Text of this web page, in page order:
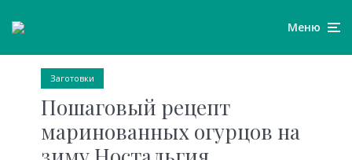
Меню
Заготовки
Пошаговый рецепт
маринованных огурцов на